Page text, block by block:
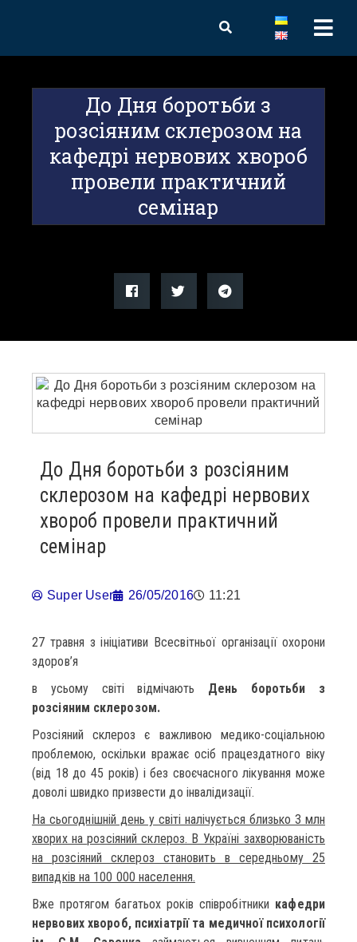
До Дня боротьби з
розсіяним склерозом на
кафедрі нервових хвороб
провели практичний
семінар
До Дня боротьби з розсіяним
склерозом на кафедрі нервових
хвороб провели практичний
семінар
Super User 26/05/2016 11:21
27 травня з ініціативи Всесвітньої організації охорони
здоров’я
в усьому світі відмічають День боротьби з
розсіяним склерозом.
Розсіяний склероз є важливою медико-соціальною
проблемою, оскільки вражає осіб працездатного віку
(від 18 до 45 років) і без своєчасного лікування може
доволі швидко призвести до інвалідизації.
На сьогоднішній день у світі налічується близько 3 млн
хворих на розсіяний склероз. В Україні захворюваність
на розсіяний склероз становить в середньому 25
випадків на 100 000 населення.
Вже протягом багатьох років співробітники кафедри
нервових хвороб, психіатрії та медичної психології